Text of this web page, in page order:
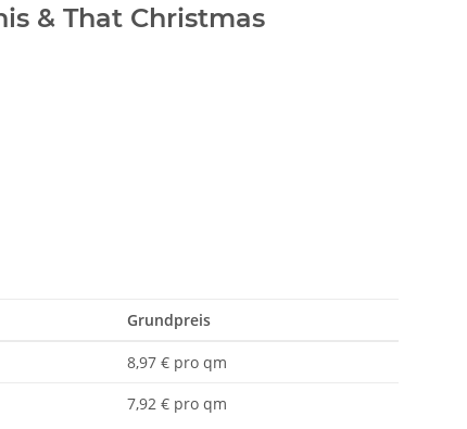
& That Christmas
Grundpreis
8,97 € pro qm
7,92 € pro qm